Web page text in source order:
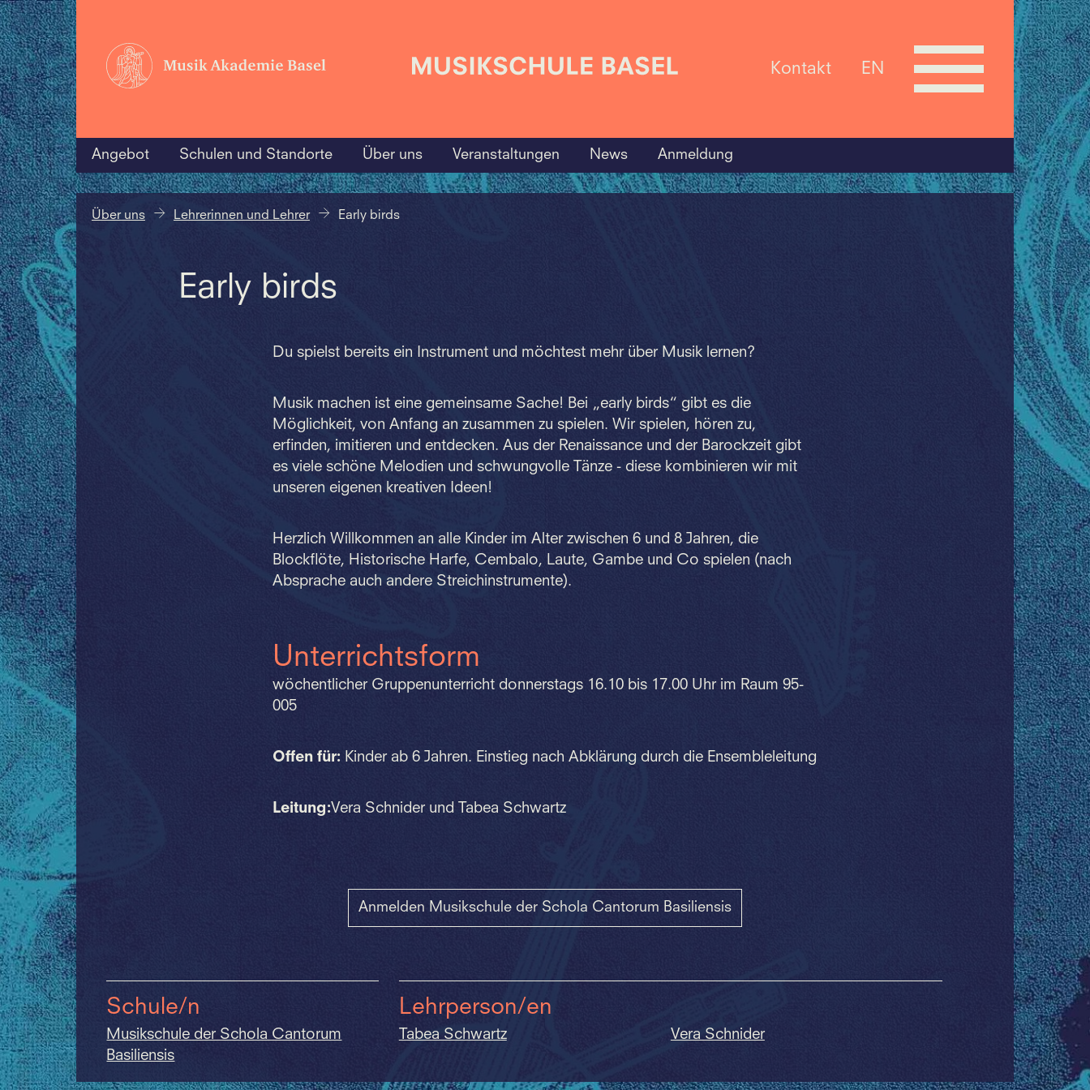
Kontakt EN
Angebot Schulen und Standorte Über uns Veranstaltungen News Anmeldung
Über uns Lehrerinnen und Lehrer Early birds
Early birds
Du spielst bereits ein Instrument und möchtest mehr über Musik lernen?
Musik machen ist eine gemeinsame Sache! Bei „early birds“ gibt es die
Möglichkeit, von Anfang an zusammen zu spielen. Wir spielen, hören zu,
erfinden, imitieren und entdecken. Aus der Renaissance und der Barockzeit gibt
es viele schöne Melodien und schwungvolle Tänze - diese kombinieren wir mit
unseren eigenen kreativen Ideen!
Herzlich Willkommen an alle Kinder im Alter zwischen 6 und 8 Jahren, die
Blockflöte, Historische Harfe, Cembalo, Laute, Gambe und Co spielen (nach
Absprache auch andere Streichinstrumente).
Unterrichtsform
wöchentlicher Gruppenunterricht donnerstags 16.10 bis 17.00 Uhr im Raum 95-
005
Offen für: Kinder ab 6 Jahren. Einstieg nach Abklärung durch die Ensembleleitung
Leitung:Vera Schnider und Tabea Schwartz
Anmelden Musikschule der Schola Cantorum Basiliensis
Schule/n
Musikschule der Schola Cantorum
Basiliensis
Lehrperson/en
Tabea Schwartz Vera Schnider